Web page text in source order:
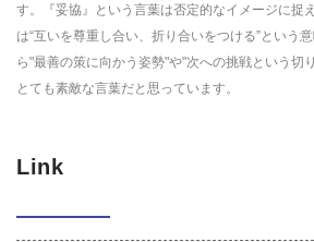
す。『妥協』という言葉は否定的なイメージに捉
は“互いを尊重し合い、折り合いをつける”という
ら"最善の策に向かう姿勢"や"次への挑戦という切
とても素敵な言葉だと思っています。
Link